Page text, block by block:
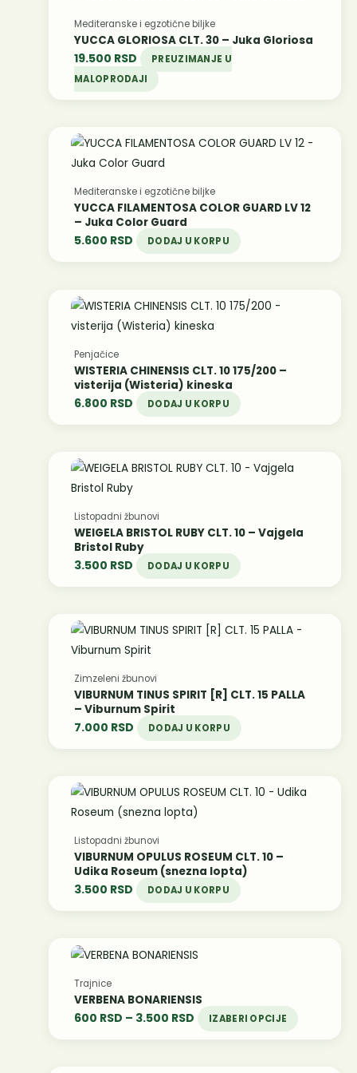
Mediteranske i egzotične biljke
YUCCA GLORIOSA CLT. 30 – Juka Gloriosa
19.500 RSD
PREUZIMANJE U
MALOPRODAJI
Mediteranske i egzotične biljke
YUCCA FILAMENTOSA COLOR GUARD LV 12
– Juka Color Guard
5.600 RSD DODAJ U KORPU
Penjačice
WISTERIA CHINENSIS CLT. 10 175/200 –
visterija (Wisteria) kineska
6.800 RSD DODAJ U KORPU
Listopadni žbunovi
WEIGELA BRISTOL RUBY CLT. 10 – Vajgela
Bristol Ruby
3.500 RSD DODAJ U KORPU
Zimzeleni žbunovi
VIBURNUM TINUS SPIRIT [R] CLT. 15 PALLA
– Viburnum Spirit
7.000 RSD DODAJ U KORPU
Listopadni žbunovi
VIBURNUM OPULUS ROSEUM CLT. 10 –
Udika Roseum (snezna lopta)
3.500 RSD DODAJ U KORPU
Trajnice
VERBENA BONARIENSIS
600 RSD – 3.500 RSD
Распон
IZABERI OPCIJE